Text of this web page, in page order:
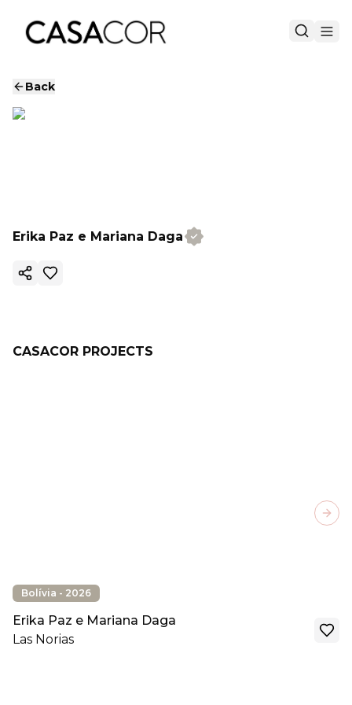
Back
Erika Paz e Mariana Daga
Copy ink
CASACOR PROJECTS
Bolívia - 2026
Erika Paz e Mariana Daga
Las Norias